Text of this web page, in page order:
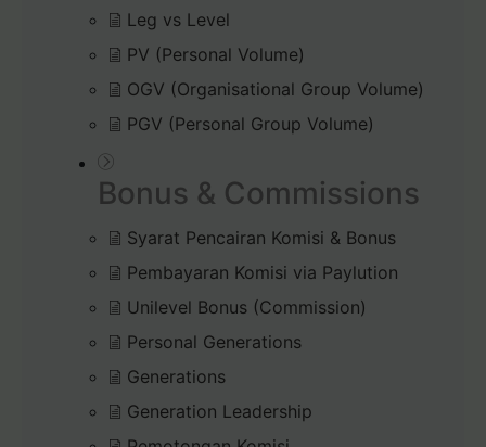
Leg vs Level
PV (Personal Volume)
OGV (Organisational Group Volume)
PGV (Personal Group Volume)
Bonus & Commissions
Syarat Pencairan Komisi & Bonus
Pembayaran Komisi via Paylution
Unilevel Bonus (Commission)
Personal Generations
Generations
Generation Leadership